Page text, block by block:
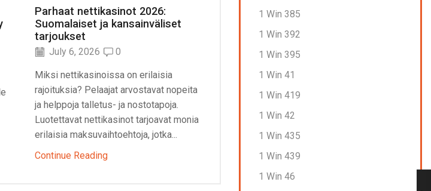
Parhaat nettikasinot 2026:
Suomalaiset ja kansainväliset
tarjoukset
July 6, 2026 0
Miksi nettikasinoissa on erilaisia
rajoituksia? Pelaajat arvostavat nopeita
ja helppoja talletus- ja nostotapoja.
Luotettavat nettikasinot tarjoavat monia
erilaisia maksuvaihtoehtoja, jotka...
Continue Reading
Uudet kasinot 2026: Maksutavat
July 4, 2026
toimivat? Pelien monimuotoisuus on
avainasemassa pelaajien
tarjoavat laajan valikoiman pelejä eri
pelivalmistajilta, pystyvät...
Continue Reading
1 Win 385
1 Win 392
1 Win 395
1 Win 41
1 Win 419
1 Win 42
1 Win 435
1 Win 439
1 Win 46